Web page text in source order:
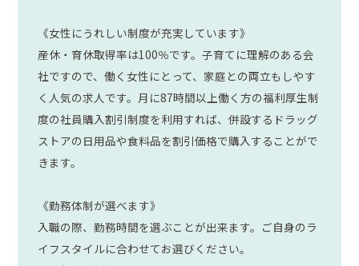
《女性にうれしい制度が充実しています》
産休・育休取得率は100％です。子育てに理解のある会
社ですので、働く女性にとって、家庭との両立もしやす
く人気の求人です。月に87時間以上働く方の福利厚生制
度の社員購入割引制度を利用すれば、併設するドラッグ
ストアの日用品や食料品を割引価格で購入することがで
きます。
《勤務体制が選べます》
入職の際、勤務時間を選ぶことが出来ます。ご自身のラ
イフスタイルに合わせてお選びください。